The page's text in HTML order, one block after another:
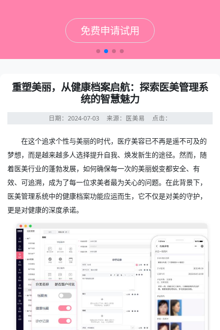
免费申请试用
免费申请试用
免费申请试用
免费申请试用
重塑美丽，从健康档案启航：探索医美管理系
统的智慧魅力
日期：2024-07-03 来源：医美易 点击：
在这个追求个性与美丽的时代，医疗美容已不再是遥不可及的
梦想，而是越来越多人选择提升自我、焕发新生的途径。然而，随
着医美行业的蓬勃发展，如何确保每一次的美丽蜕变都安全、有
效、可追溯，成为了每一位求美者最为关心的问题。在此背景下，
医美管理系统中的健康档案功能应运而生，它不仅是对美的守护，
更是对健康的深度承诺。